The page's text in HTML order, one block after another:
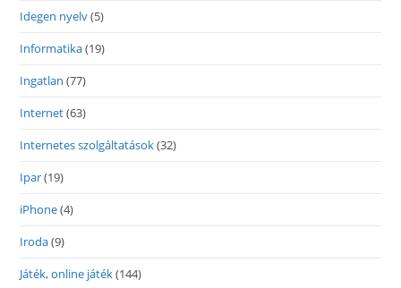
Idegen nyelv(5)
Informatika(19)
Ingatlan (77)
Internet(63)
Internetes szolgáltatások(32)
Ipar(19)
iPhone(4)
Iroda(9)
Játék, online játék(144)